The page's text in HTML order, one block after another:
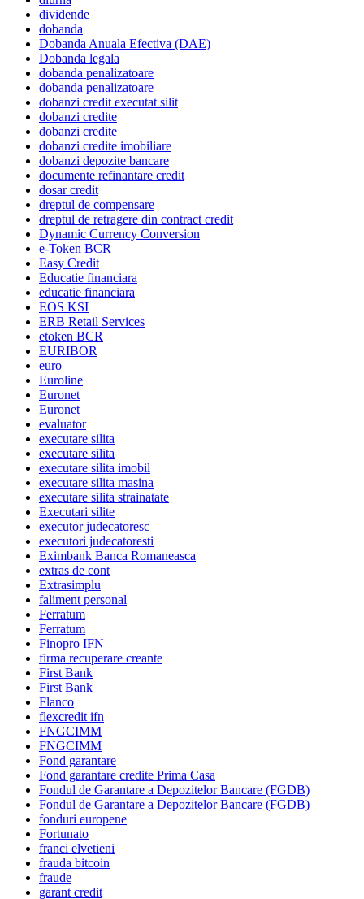
dividende
dobanda
Dobanda Anuala Efectiva (DAE)
Dobanda legala
dobanda penalizatoare
dobanda penalizatoare
dobanzi credit executat silit
dobanzi credite
dobanzi credite
dobanzi credite imobiliare
dobanzi depozite bancare
documente refinantare credit
dosar credit
dreptul de compensare
dreptul de retragere din contract credit
Dynamic Currency Conversion
e-Token BCR
Easy Credit
Educatie financiara
educatie financiara
EOS KSI
ERB Retail Services
etoken BCR
EURIBOR
euro
Euroline
Euronet
Euronet
evaluator
executare silita
executare silita
executare silita imobil
executare silita masina
executare silita strainatate
Executari silite
executor judecatoresc
executori judecatoresti
Eximbank Banca Romaneasca
extras de cont
Extrasimplu
faliment personal
Ferratum
Ferratum
Finopro IFN
firma recuperare creante
First Bank
First Bank
Flanco
flexcredit ifn
FNGCIMM
FNGCIMM
Fond garantare
Fond garantare credite Prima Casa
Fondul de Garantare a Depozitelor Bancare (FGDB)
Fondul de Garantare a Depozitelor Bancare (FGDB)
fonduri europene
Fortunato
franci elvetieni
frauda bitcoin
fraude
garant credit